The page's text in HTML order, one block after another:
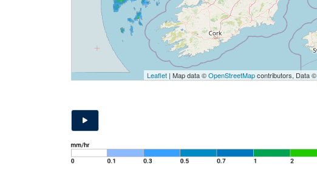
Leaflet| Map data ©OpenStreetMapcontributors, Data ©